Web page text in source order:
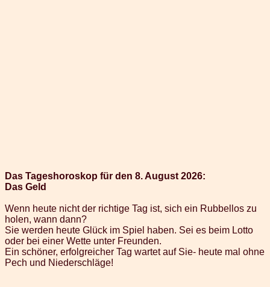
Das Tageshoroskop für den 8. August 2026:
Das Geld
Wenn heute nicht der richtige Tag ist, sich ein Rubbellos zu
holen, wann dann?
Sie werden heute Glück im Spiel haben. Sei es beim Lotto
oder bei einer Wette unter Freunden.
Ein schöner, erfolgreicher Tag wartet auf Sie- heute mal ohne
Pech und Niederschläge!